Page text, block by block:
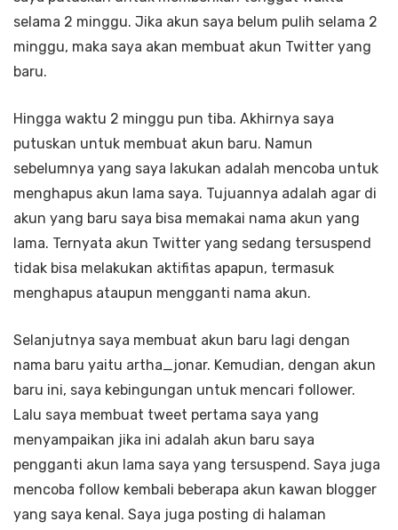
selama 2 minggu. Jika akun saya belum pulih selama 2
minggu, maka saya akan membuat akun Twitter yang
baru.
Hingga waktu 2 minggu pun tiba. Akhirnya saya
putuskan untuk membuat akun baru. Namun
sebelumnya yang saya lakukan adalah mencoba untuk
menghapus akun lama saya. Tujuannya adalah agar di
akun yang baru saya bisa memakai nama akun yang
lama. Ternyata akun Twitter yang sedang tersuspend
tidak bisa melakukan aktifitas apapun, termasuk
menghapus ataupun mengganti nama akun.
Selanjutnya saya membuat akun baru lagi dengan
nama baru yaitu artha_jonar. Kemudian, dengan akun
baru ini, saya kebingungan untuk mencari follower.
Lalu saya membuat tweet pertama saya yang
menyampaikan jika ini adalah akun baru saya
pengganti akun lama saya yang tersuspend. Saya juga
mencoba follow kembali beberapa akun kawan blogger
yang saya kenal. Saya juga posting di halaman